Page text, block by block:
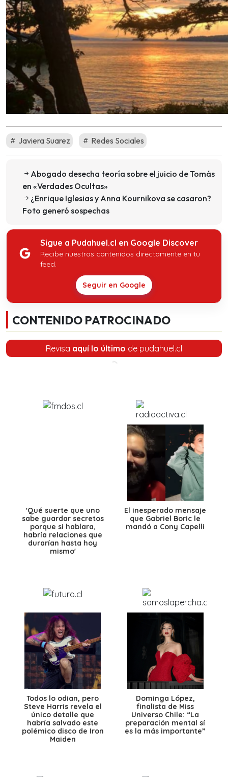
Javiera Suarez Redes Sociales
Abogado desecha teoría sobre el juicio de Tomás
en «Verdades Ocultas»
¿Enrique Iglesias y Anna Kournikova se casaron?
Foto generó sospechas
Sigue a Pudahuel.cl en Google Discover
Recibe nuestros contenidos directamente en tu
feed.
Seguir en Google
CONTENIDO PATROCINADO
Revisa aquí lo último de pudahuel.cl
'Qué suerte que uno
sabe guardar secretos
porque si hablara,
habría relaciones que
durarían hasta hoy
mismo'
El inesperado mensaje
que Gabriel Boric le
mandó a Cony Capelli
Todos lo odian, pero
Steve Harris revela el
único detalle que
habría salvado este
polémico disco de Iron
Maiden
Dominga López,
finalista de Miss
Universo Chile: “La
preparación mental sí
es la más importante”